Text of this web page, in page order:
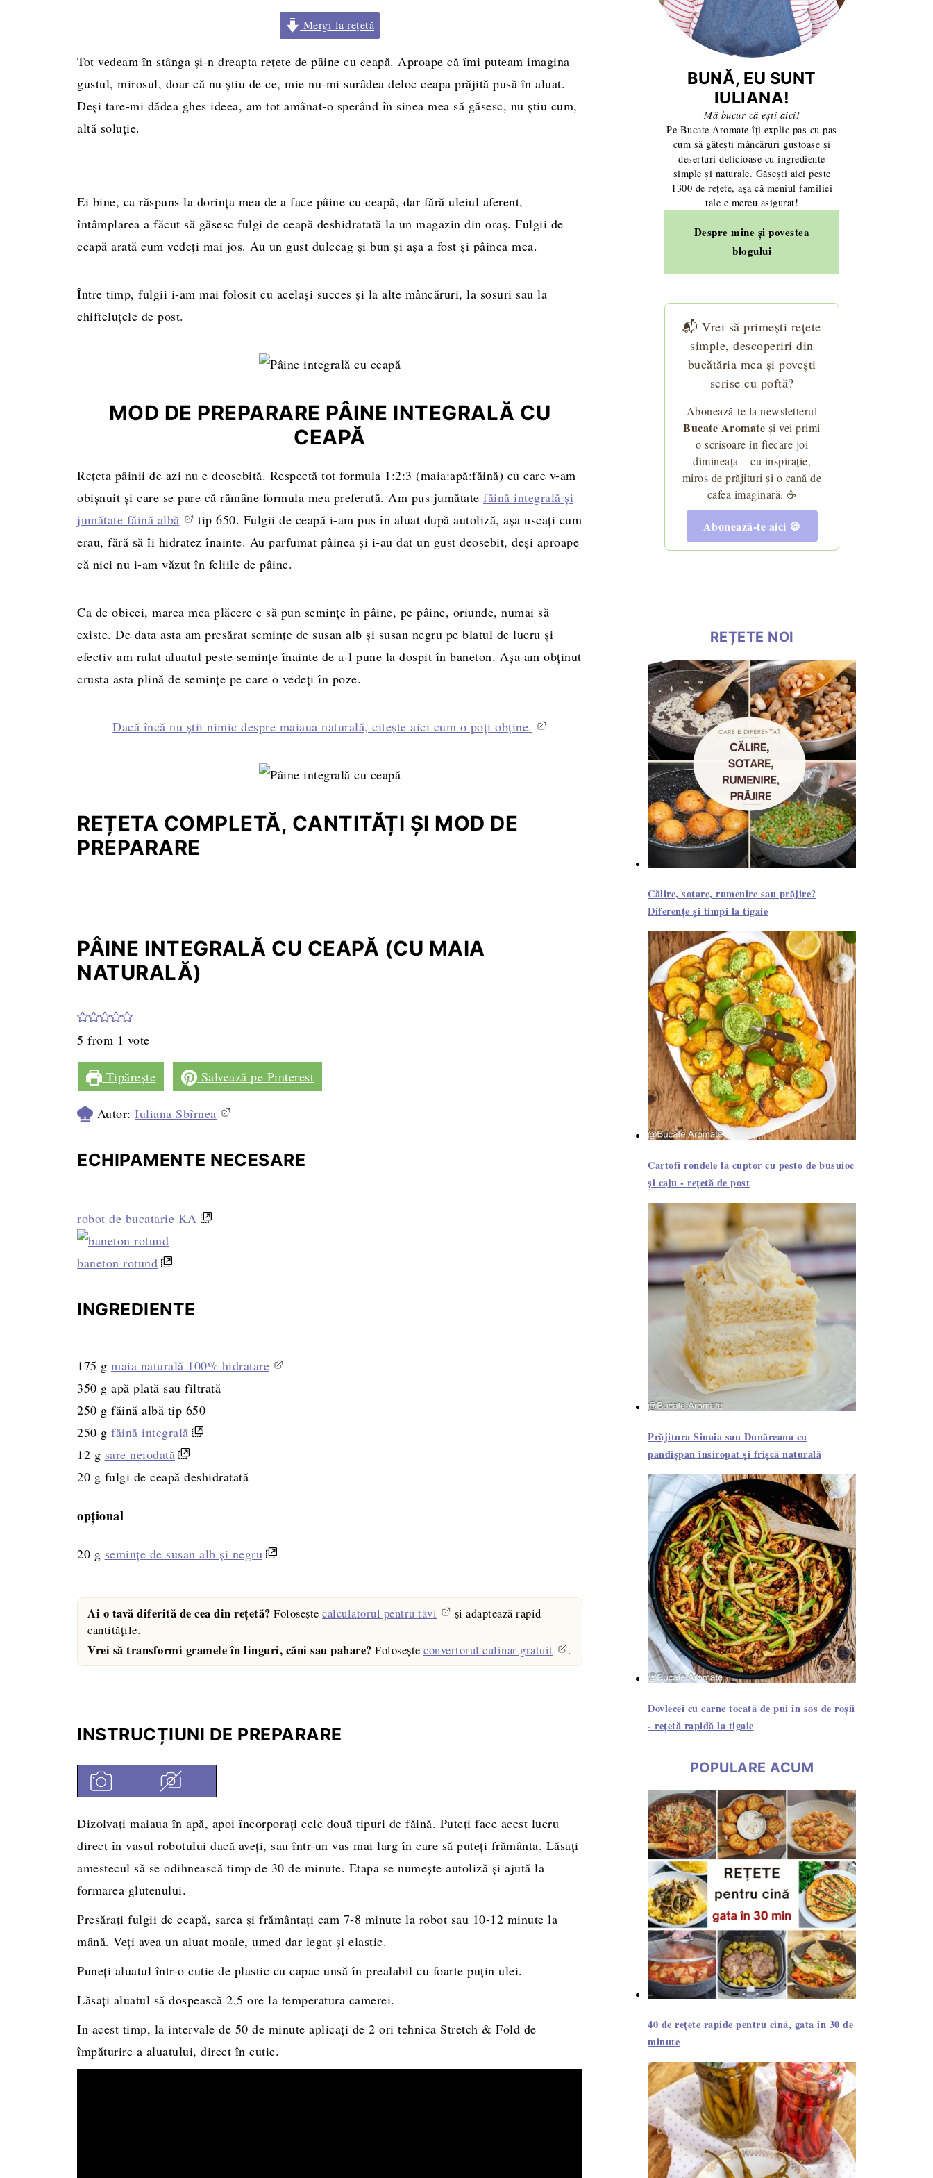
Mergi la rețetă
Tot vedeam în stânga şi-n dreapta reţete de pâine cu ceapă. Aproape că îmi puteam imagina
gustul, mirosul, doar că nu ştiu de ce, mie nu-mi surâdea deloc ceapa prăjită pusă în aluat.
Deşi tare-mi dădea ghes ideea, am tot amânat-o sperând în sinea mea să găsesc, nu ştiu cum,
altă soluţie.
Ei bine, ca răspuns la dorinţa mea de a face pâine cu ceapă, dar fără uleiul aferent,
întâmplarea a făcut să găsesc fulgi de ceapă deshidratată la un magazin din oraș. Fulgii de
ceapă arată cum vedeţi mai jos. Au un gust dulceag şi bun şi aşa a fost şi pâinea mea.
Între timp, fulgii i-am mai folosit cu acelaşi succes şi la alte mâncăruri, la sosuri sau la
chifteluţele de post.
MOD DE PREPARARE PÂINE INTEGRALĂ CU
CEAPĂ
Reţeta pâinii de azi nu e deosebită. Respectă tot formula 1:2:3 (maia:apă:făină) cu care v-am
obişnuit şi care se pare că rămâne formula mea preferată. Am pus jumătate făină integrală şi
jumătate făină albă
tip 650. Fulgii de ceapă i-am pus în aluat după autoliză, aşa uscaţi cum
erau, fără să îi hidratez înainte. Au parfumat pâinea şi i-au dat un gust deosebit, deşi aproape
că nici nu i-am văzut în feliile de pâine.
Ca de obicei, marea mea plăcere e să pun seminţe în pâine, pe pâine, oriunde, numai să
existe. De data asta am presărat seminţe de susan alb şi susan negru pe blatul de lucru şi
efectiv am rulat aluatul peste seminţe înainte de a-l pune la dospit în baneton. Aşa am obţinut
crusta asta plină de seminţe pe care o vedeţi în poze.
Dacă încă nu ştii nimic despre maiaua naturală, citeşte aici cum o poţi obţine.
REȚETA COMPLETĂ, CANTITĂȚI ȘI MOD DE
PREPARARE
PÂINE INTEGRALĂ CU CEAPĂ (CU MAIA
NATURALĂ)
5 from 1 vote
Tipărește Salvează pe Pinterest
Autor:Iuliana Sbîrnea
ECHIPAMENTE NECESARE
robot de bucatarie KA
baneton rotund
INGREDIENTE
175 g maia naturală 100% hidratare
350 g apă plată sau filtrată
250 g făină albă tip 650
250 g făină integrală
12 g sare neiodată
20 g fulgi de ceapă deshidratată
opţional
20 g seminţe de susan alb şi negru
Ai o tavă diferită de cea din rețetă? Folosește calculatorul pentru tăvi
și adaptează rapid
cantitățile.
Vrei să transformi gramele în linguri, căni sau pahare? Folosește convertorul culinar gratuit .
INSTRUCȚIUNI DE PREPARARE
Dizolvaţi maiaua în apă, apoi încorporaţi cele două tipuri de făină. Puteţi face acest lucru
direct în vasul robotului dacă aveţi, sau într-un vas mai larg în care să puteţi frământa. Lăsaţi
amestecul să se odihnească timp de 30 de minute. Etapa se numeşte autoliză şi ajută la
formarea glutenului.
Presăraţi fulgii de ceapă, sarea şi frământaţi cam 7-8 minute la robot sau 10-12 minute la
mână. Veţi avea un aluat moale, umed dar legat şi elastic.
Puneţi aluatul într-o cutie de plastic cu capac unsă în prealabil cu foarte puţin ulei.
Lăsaţi aluatul să dospească 2,5 ore la temperatura camerei.
In acest timp, la intervale de 50 de minute aplicaţi de 2 ori tehnica Stretch & Fold de
împăturire a aluatului, direct în cutie.
BUNĂ, EU SUNT
IULIANA!
Mă bucur că ești aici!
Pe Bucate Aromate îți explic pas cu pas
cum să gătești mâncăruri gustoase și
deserturi delicioase cu ingrediente
simple și naturale. Găsești aici peste
1300 de rețete, așa că meniul familiei
tale e mereu asigurat!
Despre mine și povestea
blogului
📬 Vrei să primești rețete
simple, descoperiri din
bucătăria mea și povești
scrise cu poftă?
Abonează-te la newsletterul
Bucate Aromate și vei primi
o scrisoare în fiecare joi
dimineața – cu inspirație,
miros de prăjituri și o cană de
cafea imaginară. ☕
Abonează-te aici 🍪
REȚETE NOI
Călire, sotare, rumenire sau prăjire?
Diferențe și timpi la tigaie
Cartofi rondele la cuptor cu pesto de busuioc
și caju - rețetă de post
Prăjitura Sinaia sau Dunăreana cu
pandișpan însiropat și frișcă naturală
Dovlecei cu carne tocată de pui în sos de roșii
- rețetă rapidă la tigaie
POPULARE ACUM
40 de rețete rapide pentru cină, gata în 30 de
minute